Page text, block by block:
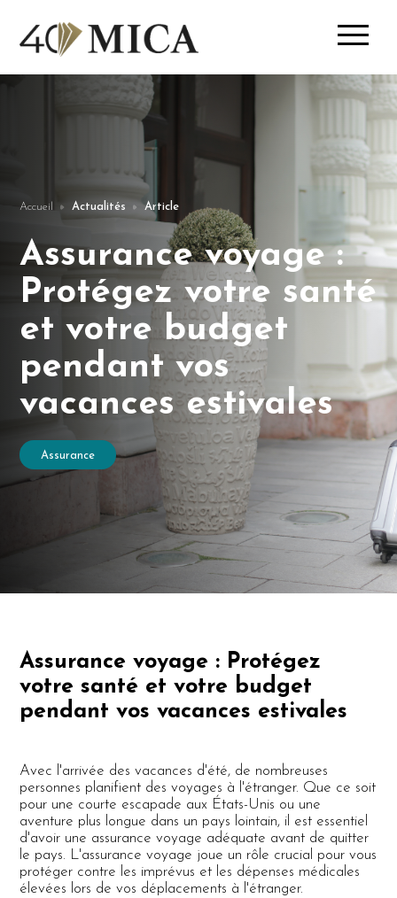
Accueil Actualités Article
Assurance voyage :
Protégez votre santé
et votre budget
pendant vos
vacances estivales
Assurance
Assurance voyage : Protégez
votre santé et votre budget
pendant vos vacances estivales
Avec l'arrivée des vacances d'été, de nombreuses
personnes planifient des voyages à l'étranger. Que ce soit
pour une courte escapade aux États-Unis ou une
aventure plus longue dans un pays lointain, il est essentiel
d'avoir une assurance voyage adéquate avant de quitter
le pays. L'assurance voyage joue un rôle crucial pour vous
protéger contre les imprévus et les dépenses médicales
élevées lors de vos déplacements à l'étranger.